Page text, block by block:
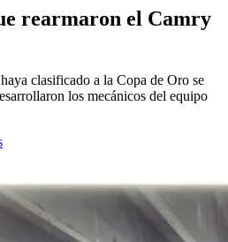
rearmaron el Camry
clasificado a la Copa de Oro se
los mecánicos del equipo